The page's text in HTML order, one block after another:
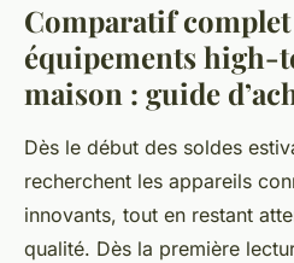
Comparatif complet
équipements high-
maison : guide
Dès le début des soldes
recherchent les appareils
innovants, tout en restant
qualité. Dès la première